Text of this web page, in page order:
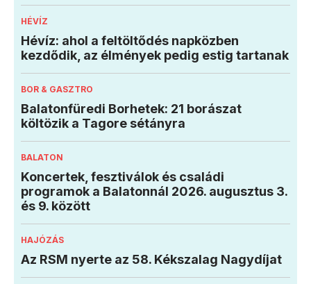
HÉVÍZ
Hévíz: ahol a feltöltődés napközben
kezdődik, az élmények pedig estig tartanak
BOR & GASZTRO
Balatonfüredi Borhetek: 21 borászat
költözik a Tagore sétányra
BALATON
Koncertek, fesztiválok és családi
programok a Balatonnál 2026. augusztus 3.
és 9. között
HAJÓZÁS
Az RSM nyerte az 58. Kékszalag Nagydíjat